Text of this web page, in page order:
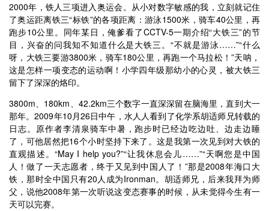
2000年，铁人三项进入奥运会。从小对数字敏感的我，立刻就记住
了奥运距离铁三“标铁”的各项距离：游泳1500米，骑车40公里，再
跑步10公里。同年某日，俺爹看了CCTV-5一期介绍“大铁三”的节
目，兴奋的问我知不知道什么是大铁三。“不就是游泳……”“什么
呀，大铁三要游3800米，骑车180公里，再跑一个马拉松！”天呐，
这是怎样一项变态的运动啊！小学四年级那幼小的心灵，被大铁三
留下了深深的烙印。
3800m、180km、42.2km三个数字一直深深留在脑海里，直到大一
那年。2009年10月26日中午，水人人看到了化学系胡适师兄转载的
日志。原作者李清泉骑车中暑，跑步时已经边吃边吐、边走边睡
了，可他居然把16个小时坚持下来了。这是我第一次见到对大铁的
直观描述。“May I help you?”“让我休息会儿……”“天啊您是中国
人！做了一天志愿者，终于又见到中国人了！”那是2008年海口大
铁，那时全中国只有20人成为Ironman。胡适师兄，后来我拜为师
父，说他2008年第一次听说这变态赛事的时候，从未觉得今生有一
天可以完赛。